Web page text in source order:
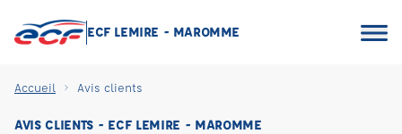
ECF LEMIRE - MAROMME
Accueil Avis clients
AVIS CLIENTS - ECF LEMIRE - MAROMME